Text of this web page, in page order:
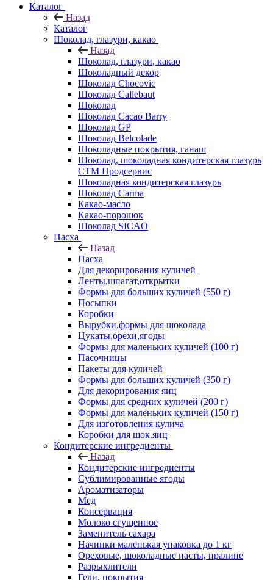
Каталог
Назад
Каталог
Шоколад, глазури, какао
Назад
Шоколад, глазури, какао
Шоколадный декор
Шоколад Chocovic
Шоколад Callebaut
Шоколад
Шоколад Cacao Barry
Шоколад GP
Шоколад Belcolade
Шоколадные покрытия, ганаш
Шоколад, шоколадная кондитерская глазурь
СТМ Продсервис
Шоколадная кондитерская глазурь
Шоколад Carma
Какао-масло
Какао-порошок
Шоколад SICAO
Пасха
Назад
Пасха
Для декорирования куличей
Ленты,шпагат,открытки
Формы для больших куличей (550 г)
Посыпки
Коробки
Вырубки,формы для шоколада
Цукаты,орехи,ягоды
Формы для маленьких куличей (100 г)
Пасочницы
Пакеты для куличей
Формы для больших куличей (350 г)
Для декорирования яиц
Формы для средних куличей (200 г)
Формы для маленьких куличей (150 г)
Для изготовления кулича
Коробки для шок.яиц
Кондитерские ингредиенты
Назад
Кондитерские ингредиенты
Сублимированные ягоды
Ароматизаторы
Мед
Консервация
Молоко сгущенное
Заменитель сахара
Начинки маленькая упаковка до 1 кг
Ореховые, шоколадные пасты, пралине
Разрыхлители
Гели, покрытия